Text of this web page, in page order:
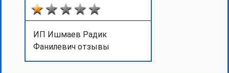
ИП Ишмаев Радик
Фанилевич отзывы